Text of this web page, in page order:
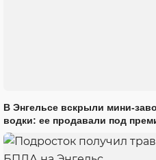
В Энгельсе вскрыли мини-
водки: ее продавали под